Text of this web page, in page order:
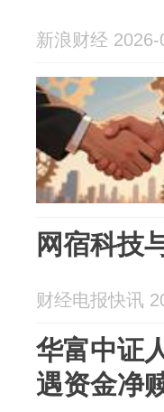
新浪财经 2026-
网宿科技
财经电报快讯
华富中证
遇资金净